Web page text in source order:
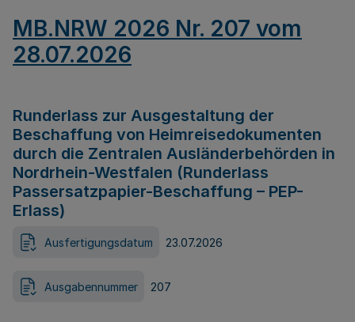
MB.NRW 2026 Nr. 207 vom
28.07.2026
Runderlass zur Ausgestaltung der
Beschaffung von Heimreisedokumenten
durch die Zentralen Ausländerbehörden in
Nordrhein-Westfalen (Runderlass
Passersatzpapier-Beschaffung – PEP-
Erlass)
Ausfertigungsdatum 23.07.2026
Ausgabennummer 207